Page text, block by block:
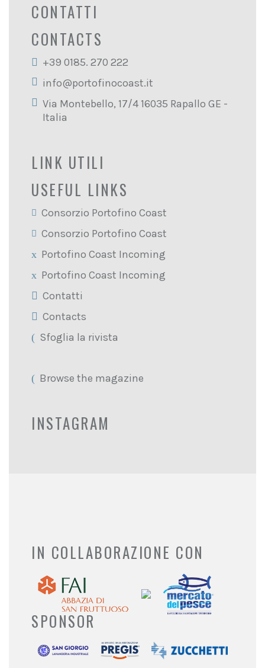
CONTATTI
CONTACTS
+39 0185. 270 222
info@portofinocoast.it
Via Montebello, 17/4 16035 Rapallo GE -
Italia
LINK UTILI
USEFUL LINKS
Consorzio Portofino Coast
Consorzio Portofino Coast
Portofino Coast Incoming
Portofino Coast Incoming
Contatti
Contacts
Sfoglia la rivista
Browse the magazine
INSTAGRAM
IN COLLABORAZIONE CON
SPONSOR